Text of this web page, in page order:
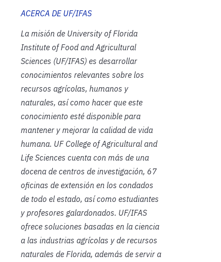
ACERCA DE UF/IFAS
La misión de University of Florida
Institute of Food and Agricultural
Sciences (UF/IFAS) es desarrollar
conocimientos relevantes sobre los
recursos agrícolas, humanos y
naturales, así como hacer que este
conocimiento esté disponible para
mantener y mejorar la calidad de vida
humana. UF College of Agricultural and
Life Sciences cuenta con más de una
docena de centros de investigación, 67
oficinas de extensión en los condados
de todo el estado, así como estudiantes
y profesores galardonados. UF/IFAS
ofrece soluciones basadas en la ciencia
a las industrias agrícolas y de recursos
naturales de Florida, además de servir a